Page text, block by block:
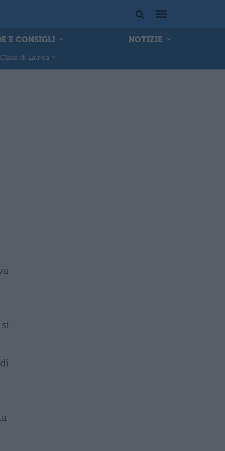
E CONSIGLI NOTIZIE
Classi di Laurea